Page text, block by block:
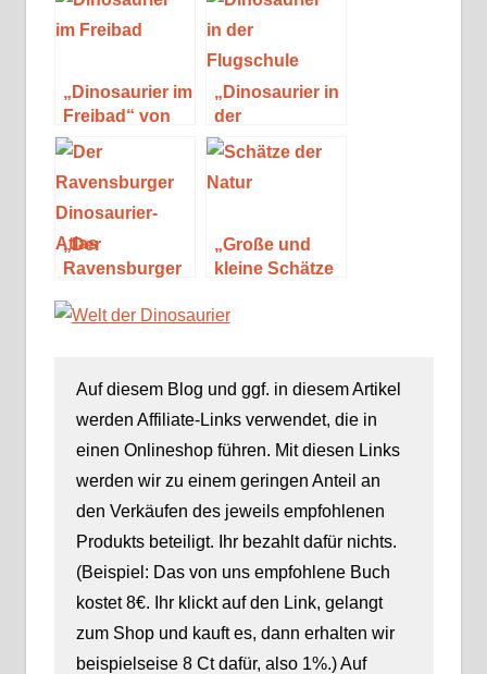
Malbuch“ von
Mickey Müller
„Dinosaurier im
Freibad“ von
Dominik
Hochwald
„Dinosaurier in
der
Flugschule“
von Dominik
Hochwald und
„Der
Ravensburger
Atlas“ von
„Große und
kleine Schätze
Ben Hoare
Auf diesem Blog und ggf. in diesem Artikel
werden Affiliate-Links verwendet, die in
einen Onlineshop führen. Mit diesen Links
werden wir zu einem geringen Anteil an
den Verkäufen des jeweils empfohlenen
Produkts beteiligt. Ihr bezahlt dafür nichts.
(Beispiel: Das von uns empfohlene Buch
kostet 8€. Ihr klickt auf den Link, gelangt
zum Shop und kauft es, dann erhalten wir
beispielseise 8 Ct dafür, also 1%.) Auf